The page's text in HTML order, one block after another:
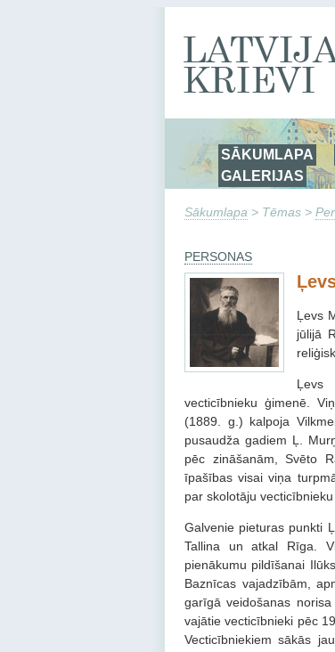
SĀKUMLAPA
GALERIJAS
Sākumlapa > Tēmas >
PERSONAS
Ļevs
jūlijā
Ļevs
vecticībnieku ģimenē.
(1889. g.) kalpoja
pusaudža gadiem Ļ.
pēc zināšanām, Svēto
īpašības visai viņa
par skolotāju
Galvenie pieturas punkti
Tallina un atkal Rīga.
pienākumu pildīšanai
Baznīcas vajadzībām,
garīgā veidošanas
vajātie vecticībnieki pēc
Vecticībniekiem sākās